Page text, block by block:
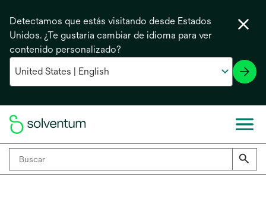
Detectamos que estás visitando desde Estados
Unidos. ¿Te gustaría cambiar de idioma para ver
contenido personalizado?